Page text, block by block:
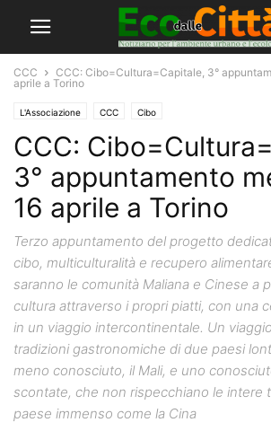
CCC
CCC: Cibo=Cultura=Capitale, 3°
aprile a Torino
L'Associazione CCC Cibo
CCC:
3° appuntamento
16 aprile a Torino
Terzo appuntamento del progetto
cibo, multiculturalità e recupero
saranno le comunità Maliana e Cinese a
cultura attraverso i propri piatti, con una
in un viaggio intercontinentale. Un
tradizioni gastronomiche di due paesi
meno conosciuto, il Mali, e uno
scontate, che non rispecchiano le intere
paese immenso come la Cina